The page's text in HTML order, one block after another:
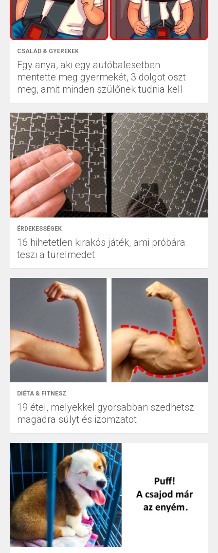
CSALÁD & GYEREKEK
Egy anya, aki egy autóbalesetben
mentette meg gyermekét, 3 dolgot oszt
meg, amit minden szülőnek tudnia kell
ÉRDEKESSÉGEK
16 hihetetlen kirakós játék, ami próbára
teszi a türelmedet
DIÉTA & FITNESZ
19 étel, melyekkel gyorsabban szedhetsz
magadra súlyt és izomzatot